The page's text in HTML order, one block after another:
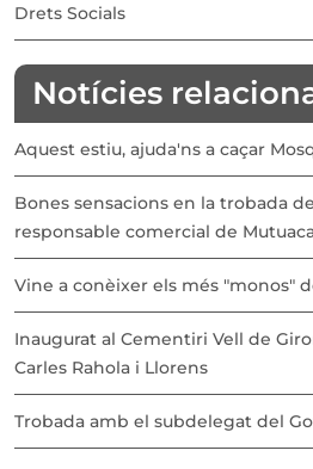
Drets Socials
Notícies
Aquest estiu, ajuda'ns a caçar
Bones sensacions en la trobada
responsable comercial de
Vine a conèixer els més "monos"
Inaugurat al Cementiri Vell de
Carles Rahola i Llorens
Trobada amb el subdelegat del